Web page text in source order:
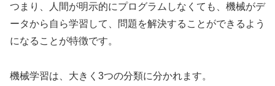
つまり、人間が明示的にプログラムしなくても、機械がデ
ータから自ら学習して、問題を解決することができるよう
になることが特徴です。
機械学習は、大きく3つの分類に分かれます。